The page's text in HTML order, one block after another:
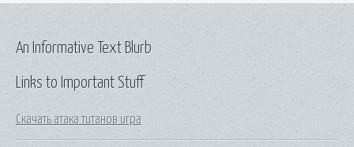
Links to Important Stuff
Скачать атака титанов игра
An Informative Text Blurb